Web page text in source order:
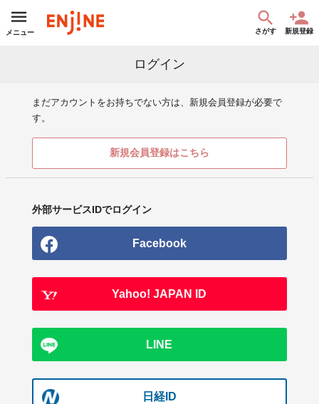
メニュー さがす 新規登録
ログイン
まだアカウントをお持ちでない方は、新規会員登録が必要で
す。
新規会員登録はこちら
外部サービスIDでログイン
Facebook
Yahoo! JAPAN ID
LINE
日経ID